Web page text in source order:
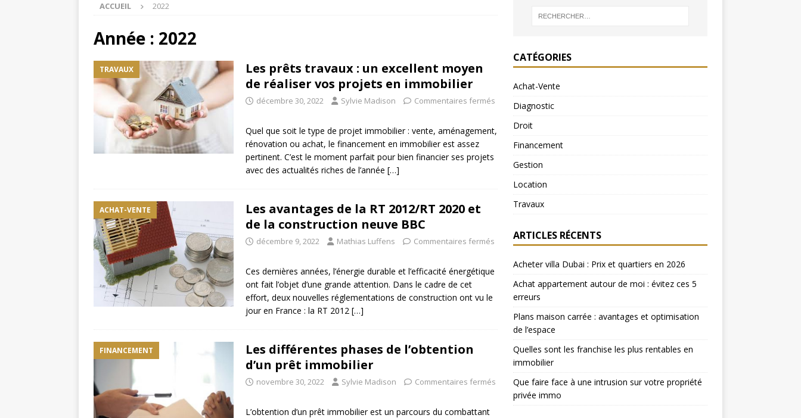
ACCUEIL 2022
Année : 2022
TRAVAUX
Les prêts travaux : un excellent moyen
de réaliser vos projets en immobilier
décembre 30, 2022 Sylvie Madison Commentaires fermés
Quel que soit le type de projet immobilier : vente, aménagement,
rénovation ou achat, le financement en immobilier est assez
pertinent. C’est le moment parfait pour bien financier ses projets
avec des actualités riches de l’année […]
ACHAT-VENTE
Les avantages de la RT 2012/RT 2020 et
de la construction neuve BBC
décembre 9, 2022 Mathias Luffens Commentaires fermés
Ces dernières années, l’énergie durable et l’efficacité énergétique
ont fait l’objet d’une grande attention. Dans le cadre de cet
effort, deux nouvelles réglementations de construction ont vu le
jour en France : la RT 2012 […]
FINANCEMENT
Les différentes phases de l’obtention
d’un prêt immobilier
novembre 30, 2022 Sylvie Madison Commentaires fermés
L’obtention d’un prêt immobilier est un parcours du combattant
CATÉGORIES
Achat-Vente
Diagnostic
Droit
Financement
Gestion
Location
Travaux
ARTICLES RÉCENTS
Acheter villa Dubai : Prix et quartiers en 2026
Achat appartement autour de moi : évitez ces 5
erreurs
Plans maison carrée : avantages et optimisation
de l’espace
Quelles sont les franchise les plus rentables en
immobilier
Que faire face à une intrusion sur votre propriété
privée immo